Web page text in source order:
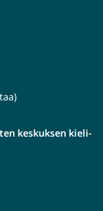
keskuksen kieli-